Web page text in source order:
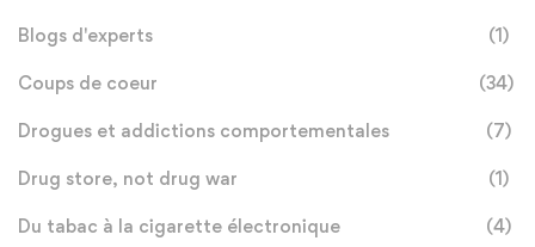
Blogs d'experts (1)
Coups de coeur (34)
Drogues et addictions comportementales (7)
Drug store, not drug war (1)
Du tabac à la cigarette électronique (4)